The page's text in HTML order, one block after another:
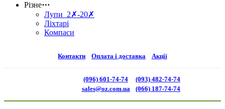
Різне⋯
Лупи 2✗-20✗
Ліхтарі
Компаси
Контакти Оплата і доставка Акції
(096) 601-74-74
sales@oz.com.ua
(093) 482-74-74
(066) 187-74-74